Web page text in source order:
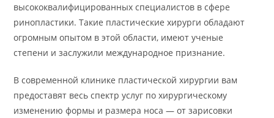
высококвалифицированных специалистов в сфере
ринопластики. Такие пластические хирурги обладают
огромным опытом в этой области, имеют ученые
степени и заслужили международное признание.
В современной клинике пластической хирургии вам
предоставят весь спектр услуг по хирургическому
изменению формы и размера носа — от зарисовки